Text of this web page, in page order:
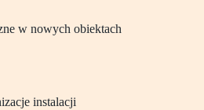
w nowych obiektach
instalacji